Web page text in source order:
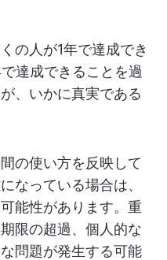
の人が1年で達成でき
達成できることを過
、いかに真実である
の使い方を反映して
なっている場合は、
能性があります。重
限の超過、個人的な
問題が発生する可能